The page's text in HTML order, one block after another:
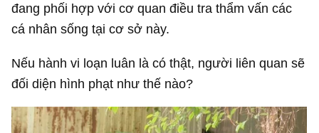
đang phối hợp với cơ quan điều tra thẩm vấn các
cá nhân sống tại cơ sở này.
Nếu hành vi loạn luân là có thật, người liên quan sẽ
đối diện hình phạt như thế nào?